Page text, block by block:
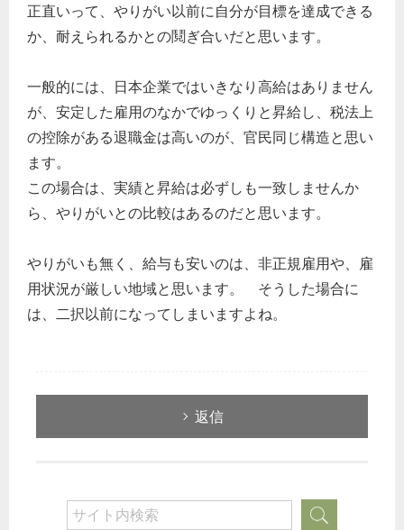
正直いって、やりがい以前に自分が目標を達成できる
か、耐えられるかとの鬩ぎ合いだと思います。
一般的には、日本企業ではいきなり高給はありません
が、安定した雇用のなかでゆっくりと昇給し、税法上
の控除がある退職金は高いのが、官民同じ構造と思い
ます。
この場合は、実績と昇給は必ずしも一致しませんか
ら、やりがいとの比較はあるのだと思います。
やりがいも無く、給与も安いのは、非正規雇用や、雇
用状況が厳しい地域と思います。 そうした場合に
は、二択以前になってしまいますよね。
返信